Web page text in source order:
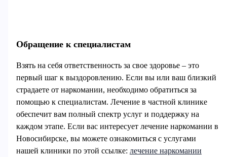
Обращение к специалистам
Взять на себя ответственность за свое здоровье – это
первый шаг к выздоровлению. Если вы или ваш близкий
страдаете от наркомании, необходимо обратиться за
помощью к специалистам. Лечение в частной клинике
обеспечит вам полный спектр услуг и поддержку на
каждом этапе. Если вас интересует лечение наркомании в
Новосибирске, вы можете ознакомиться с услугами
нашей клиники по этой ссылке: лечение наркомании